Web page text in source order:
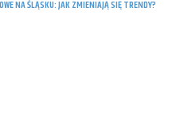
NA ŚLĄSKU: JAK ZMIENIAJĄ SIĘ TRENDY?